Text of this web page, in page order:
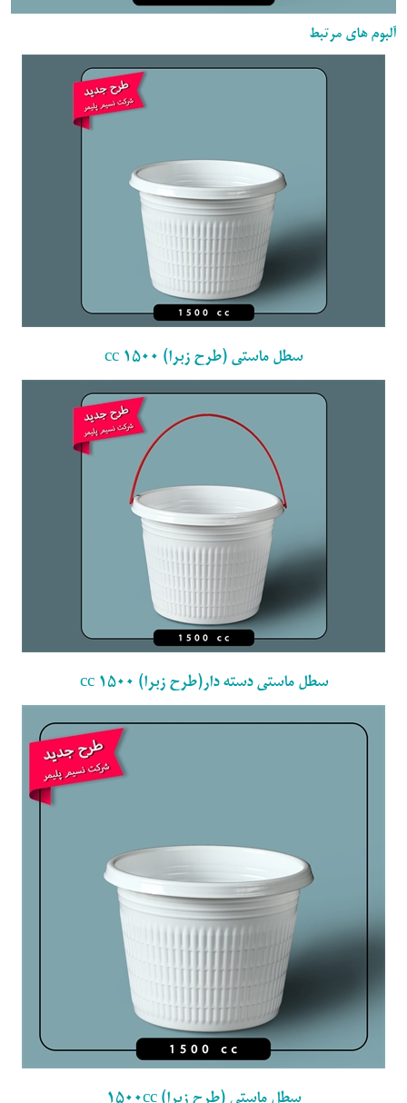
آلبوم های مرتبط
سطل ماستی (طرح زبرا) 1500 cc
سطل ماستی دسته دار(طرح زبرا) 1500 cc
سطل ماستی (طرح زبرا) ۱۵۰۰cc